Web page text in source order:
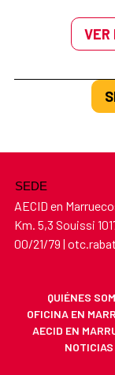
VER
SEDE
AECID en
Km. 5,3 Souissi
00/21/79 |
QUIÉNES
OFICINA EN
AECID EN
NOTICIAS